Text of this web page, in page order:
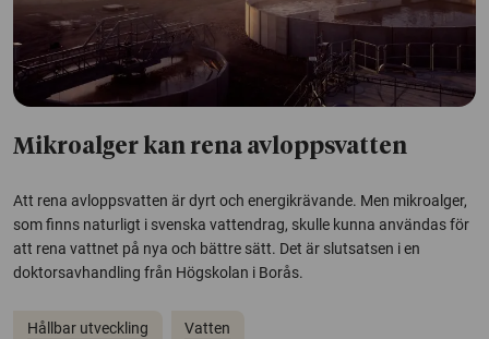
Mikroalger kan rena avloppsvatten
Att rena avloppsvatten är dyrt och energikrävande. Men mikroalger,
som finns naturligt i svenska vattendrag, skulle kunna användas för
att rena vattnet på nya och bättre sätt. Det är slutsatsen i en
doktorsavhandling från Högskolan i Borås.
Hållbar utveckling Vatten